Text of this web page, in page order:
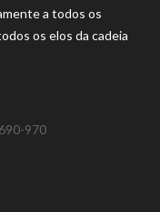
a todos os
os elos da cadeia
970